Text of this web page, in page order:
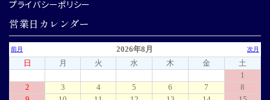
プライバシーポリシー
営業日カレンダー